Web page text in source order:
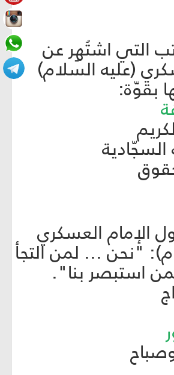
التي اشتُهِر عن
(عليه السلام)
بقوّة:
الإمام العسكري
"نحن ... لمن التجأ
استبصر بنا".